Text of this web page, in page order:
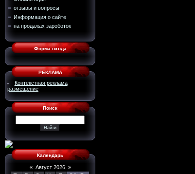
отзывы и вопросы
Информация о сайте
на продажах зароботок
Форма входа
РЕКЛАМА
Контекстная реклама
размещение
Поиск
Календарь
« Август 2026 »